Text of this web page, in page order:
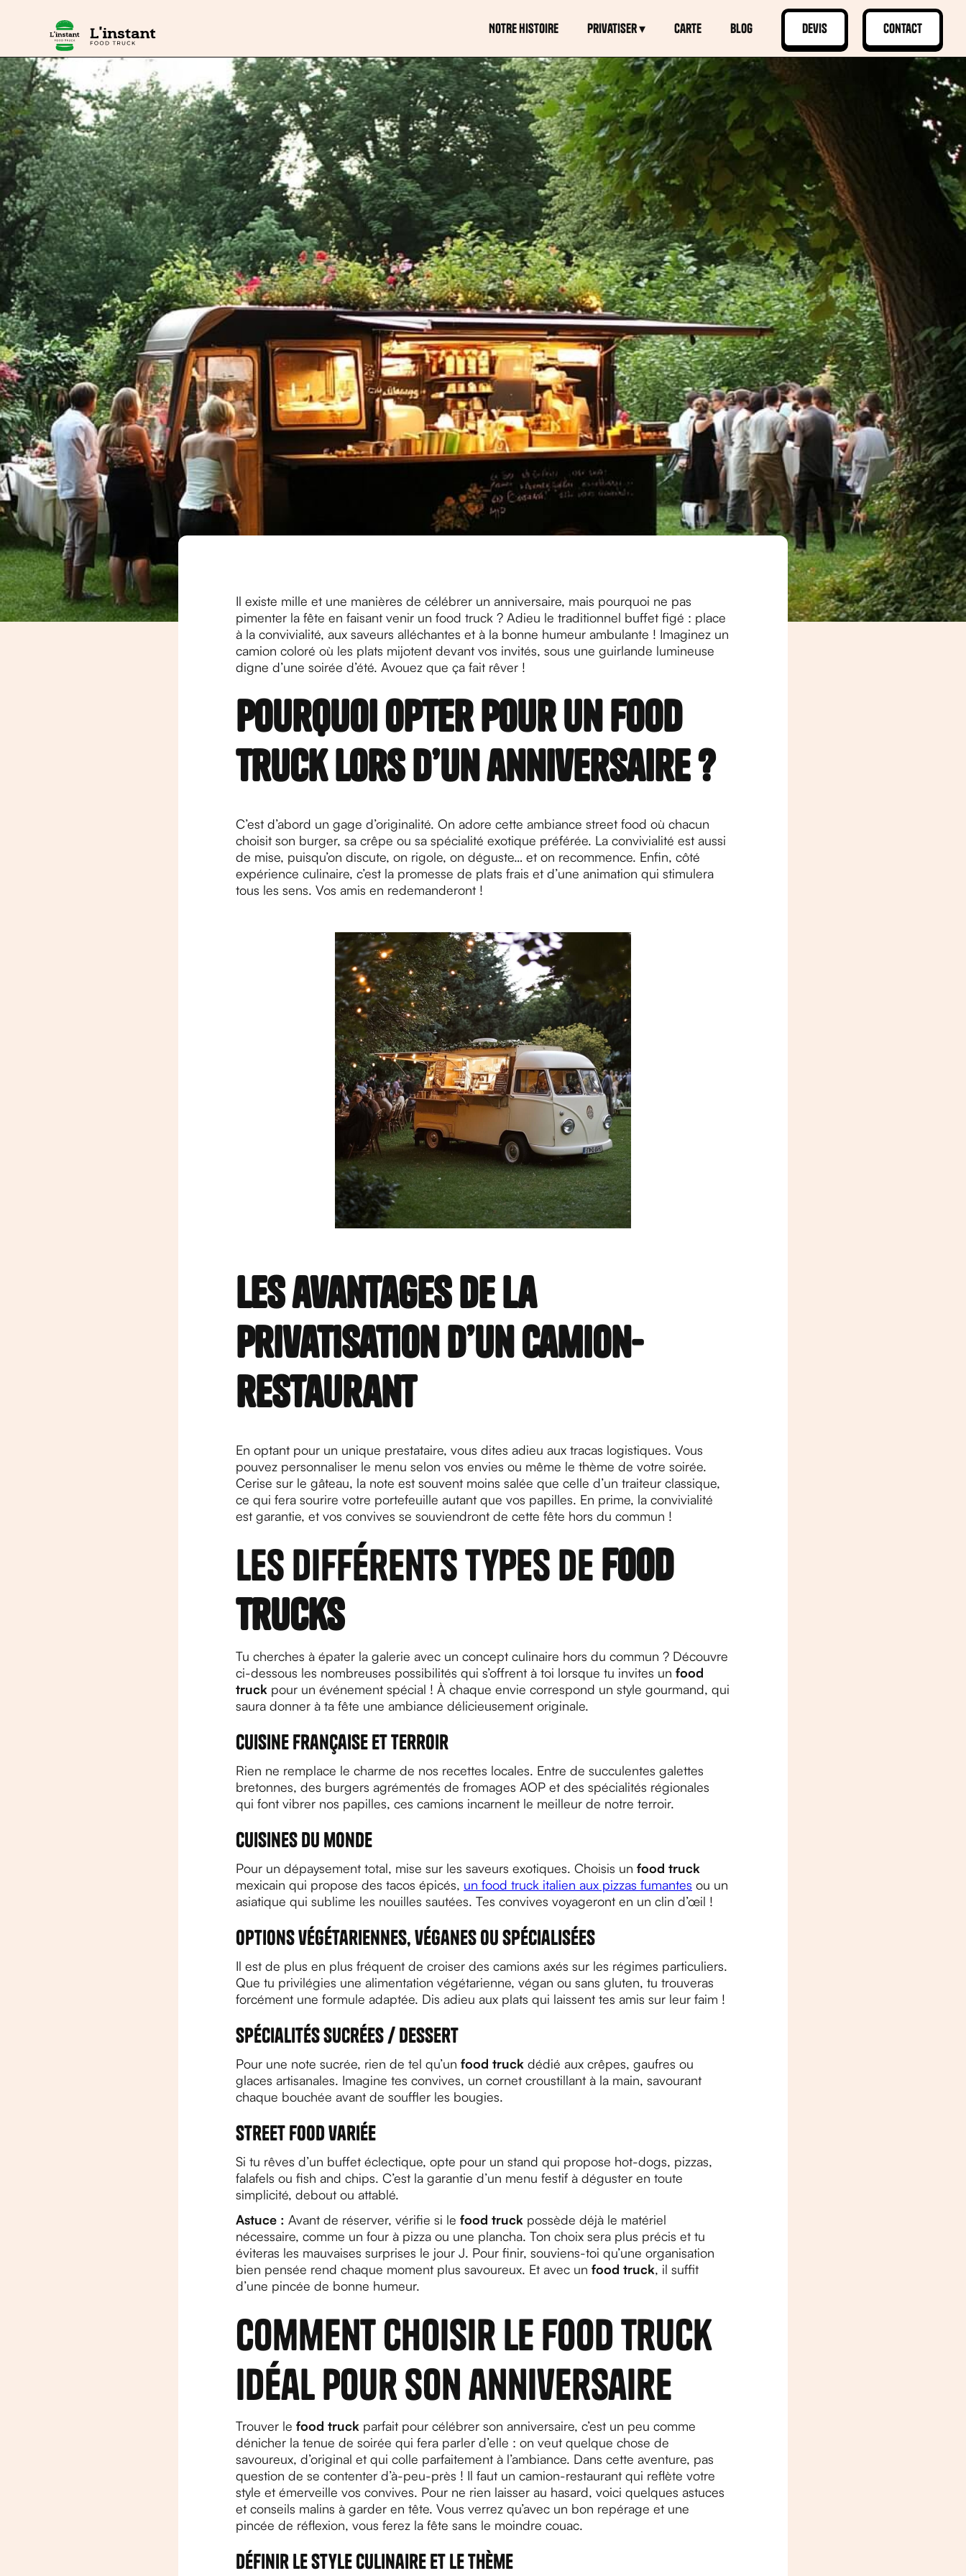
NOTRE HISTOIRE Privatiser ▾ Carte Blog Devis Contact
Il existe mille et une manières de célébrer un anniversaire, mais pourquoi ne pas
pimenter la fête en faisant venir un food truck ? Adieu le traditionnel buffet figé : place
à la convivialité, aux saveurs alléchantes et à la bonne humeur ambulante ! Imaginez un
camion coloré où les plats mijotent devant vos invités, sous une guirlande lumineuse
digne d’une soirée d’été. Avouez que ça fait rêver !
Pourquoi opter pour un food
truck lors d’un anniversaire ?
C’est d’abord un gage d’originalité. On adore cette ambiance street food où chacun
choisit son burger, sa crêpe ou sa spécialité exotique préférée. La convivialité est aussi
de mise, puisqu’on discute, on rigole, on déguste… et on recommence. Enfin, côté
expérience culinaire, c’est la promesse de plats frais et d’une animation qui stimulera
tous les sens. Vos amis en redemanderont !
Les avantages de la
privatisation d’un camion-
restaurant
En optant pour un unique prestataire, vous dites adieu aux tracas logistiques. Vous
pouvez personnaliser le menu selon vos envies ou même le thème de votre soirée.
Cerise sur le gâteau, la note est souvent moins salée que celle d’un traiteur classique,
ce qui fera sourire votre portefeuille autant que vos papilles. En prime, la convivialité
est garantie, et vos convives se souviendront de cette fête hors du commun !
Les différents types defood
trucks
Tu cherches à épater la galerie avec un concept culinaire hors du commun ? Découvre
ci-dessous les nombreuses possibilités qui s’offrent à toi lorsque tu invites un food
truck pour un événement spécial ! À chaque envie correspond un style gourmand, qui
saura donner à ta fête une ambiance délicieusement originale.
Cuisine française et terroir
Rien ne remplace le charme de nos recettes locales. Entre de succulentes galettes
bretonnes, des burgers agrémentés de fromages AOP et des spécialités régionales
qui font vibrer nos papilles, ces camions incarnent le meilleur de notre terroir.
Cuisines du monde
Pour un dépaysement total, mise sur les saveurs exotiques. Choisis un food truck
mexicain qui propose des tacos épicés, un food truck italien aux pizzas fumantes ou un
asiatique qui sublime les nouilles sautées. Tes convives voyageront en un clin d’œil !
Options végétariennes, véganes ou spécialisées
Il est de plus en plus fréquent de croiser des camions axés sur les régimes particuliers.
Que tu privilégies une alimentation végétarienne, végan ou sans gluten, tu trouveras
forcément une formule adaptée. Dis adieu aux plats qui laissent tes amis sur leur faim !
Spécialités sucrées / dessert
Pour une note sucrée, rien de tel qu’un food truck dédié aux crêpes, gaufres ou
glaces artisanales. Imagine tes convives, un cornet croustillant à la main, savourant
chaque bouchée avant de souffler les bougies.
Street food variée
Si tu rêves d’un buffet éclectique, opte pour un stand qui propose hot-dogs, pizzas,
falafels ou fish and chips. C’est la garantie d’un menu festif à déguster en toute
simplicité, debout ou attablé.
Astuce : Avant de réserver, vérifie si le food truck possède déjà le matériel
nécessaire, comme un four à pizza ou une plancha. Ton choix sera plus précis et tu
éviteras les mauvaises surprises le jour J. Pour finir, souviens-toi qu’une organisation
bien pensée rend chaque moment plus savoureux. Et avec un food truck, il suffit
d’une pincée de bonne humeur.
Comment choisir le food truck
idéal pour son anniversaire
Trouver le food truck parfait pour célébrer son anniversaire, c’est un peu comme
dénicher la tenue de soirée qui fera parler d’elle : on veut quelque chose de
savoureux, d’original et qui colle parfaitement à l’ambiance. Dans cette aventure, pas
question de se contenter d’à-peu-près ! Il faut un camion-restaurant qui reflète votre
style et émerveille vos convives. Pour ne rien laisser au hasard, voici quelques astuces
et conseils malins à garder en tête. Vous verrez qu’avec un bon repérage et une
pincée de réflexion, vous ferez la fête sans le moindre couac.
Définir le style culinaire et le thème